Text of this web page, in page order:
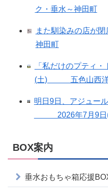
ク・垂水～神田町
また馴染みの店
神田町
「私だけのプティ
(土) 五色山西
明日9日、アジュー
2026年7月9日(
BOX案内
垂水おもちゃ箱応援